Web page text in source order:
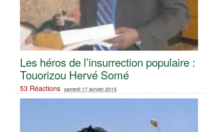
Les héros de l’insurrection populaire :
Touorizou Hervé Somé
53 Réactions samedi 17 janvier 2015